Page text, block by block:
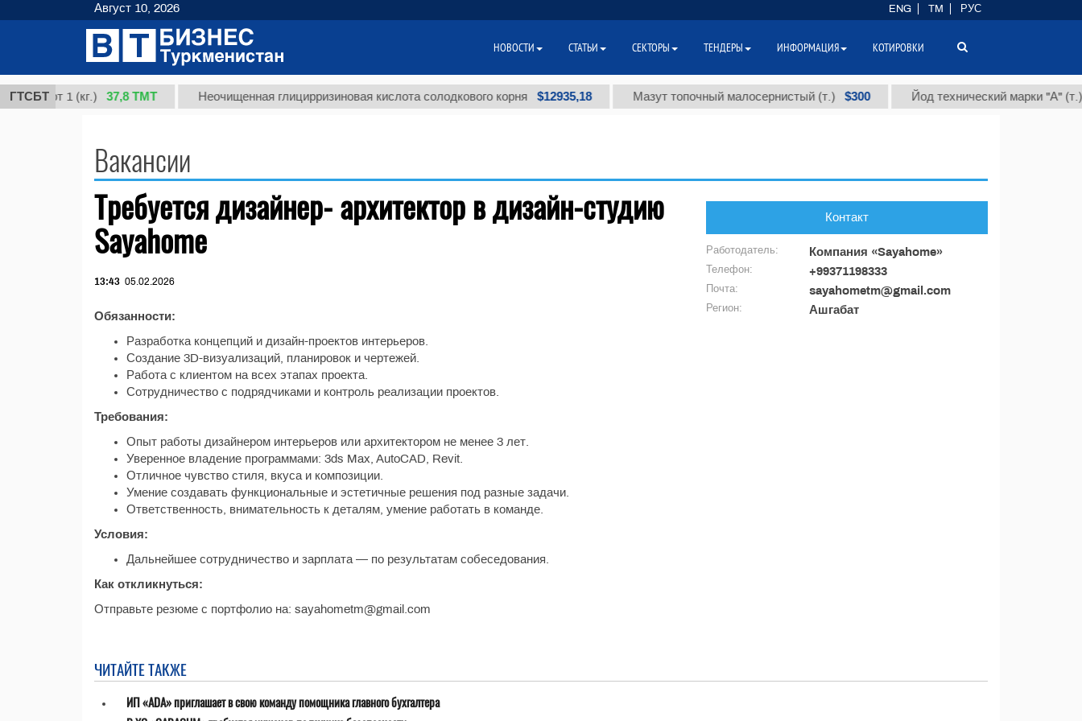
ГТСБТ
сорт 1 (кг.) 37,8 ТМТ Неочищенная глицирризиновая кислота солодкового корня $12935,18 Мазут топочный малосернистый (т.) $300 Йод технический марки "А" (т.)
Вакансии
Требуется дизайнер- архитектор в дизайн-студию
Sayahome
13:43 05.02.2026
Обязанности:
Разработка концепций и дизайн-проектов интерьеров.
Создание 3D-визуализаций, планировок и чертежей.
Работа с клиентом на всех этапах проекта.
Сотрудничество с подрядчиками и контроль реализации проектов.
Требования:
Опыт работы дизайнером интерьеров или архитектором не менее 3 лет.
Уверенное владение программами: 3ds Max, AutoCAD, Revit.
Отличное чувство стиля, вкуса и композиции.
Умение создавать функциональные и эстетичные решения под разные задачи.
Ответственность, внимательность к деталям, умение работать в команде.
Условия:
Дальнейшее сотрудничество и зарплата — по результатам собеседования.
Как откликнуться:
Отправьте резюме с портфолио на: sayahometm@gmail.com
Контакт
Работодатель: Компания «Sayahome»
Телефон: +99371198333
Почта: sayahometm@gmail.com
Регион: Ашгабат
ЧИТАЙТЕ ТАКЖЕ
ИП «ADA» приглашает в свою команду помощника главного бухгалтера
Август 10, 2026 ENG TM РУС
НОВОСТИ СТАТЬИ СЕКТОРЫ ТЕНДЕРЫ ИНФОРМАЦИЯ КОТИРОВКИ